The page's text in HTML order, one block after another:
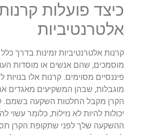
כיצד פועלות
אלטרנטיביות
קרנות אלטרנטיביות זמינות בדרך
מוסמכים, שהם אנשים או מוסדות
פיננסיים מסוימים. קרנות אלו בנויות
מוגבלות, שבהן המשקיעים מאגדים
הקרן מקבל החלטות השקעה בשמם.
יכולות להיות לא נזילות, כלומר עשוי
ההשקעה שלך לפני שתקופת הקרן